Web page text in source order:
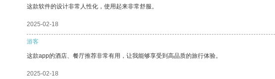
这款软件的设计非常人性化，使用起来非常舒服。
2025-02-18
游客
这款app的酒店、餐厅推荐非常有用，让我能够享受到高品质的旅行体验。
2025-02-18